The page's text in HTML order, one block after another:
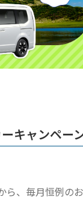
キャンペー
、毎月恒例の